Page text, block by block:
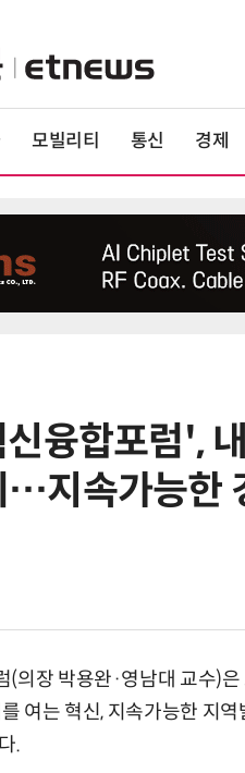
모빌리티 통신 경제
융합포럼',
지속가능한
(의장 박용완·영남대 교수)
여는 혁신, 지속가능한 지
.